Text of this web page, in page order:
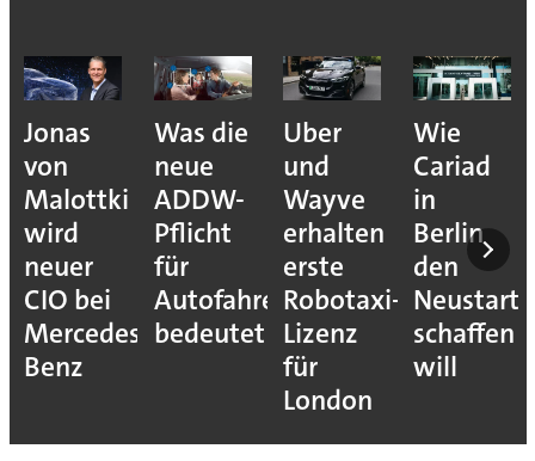
Jonas
von
Malottki
wird
neuer
CIO bei
Mercedes-
Benz
Was die
neue
ADDW-
Pflicht
für
Autofahrer
bedeutet
Uber
und
Wayve
erhalten
erste
Robotaxi-
Lizenz
für
London
Wie
Cariad
in
Berlin
den
Neustart
schaffen
will